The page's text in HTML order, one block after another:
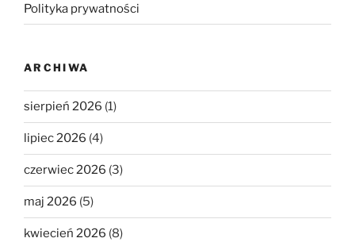
Polityka prywatności
ARCHIWA
sierpień 2026 (1)
lipiec 2026 (4)
czerwiec 2026 (3)
maj 2026 (5)
kwiecień 2026 (8)